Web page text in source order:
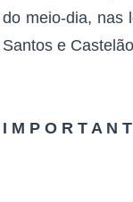
do meio-dia, nas
Santos e
I M P O R T A N